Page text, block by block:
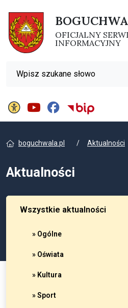
OFICJALNY
INFORMACYJNY
Panel ustawień witryny
BIP Gminy
Wyszukiwarka
boguchwala.pl Aktualności
Aktualności
Wszystkie aktualności
» Ogólne
» Oświata
» Kultura
» Sport